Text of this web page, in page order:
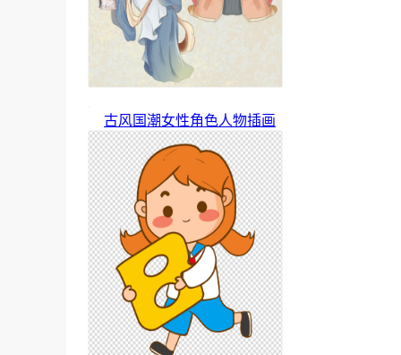
古风国潮女性角色人物插画